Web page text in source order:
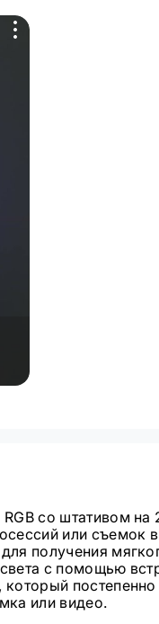
со штативом
или съемок
получения
с помощью
или видео.